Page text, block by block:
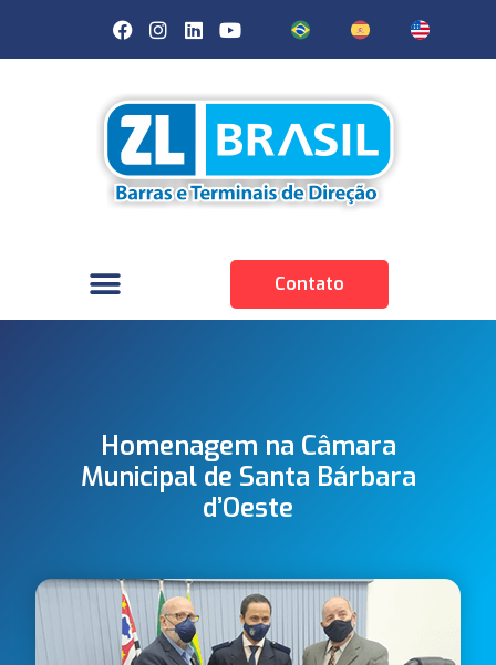
Contato
Homenagem na Câmara
Municipal de Santa Bárbara
d’Oeste